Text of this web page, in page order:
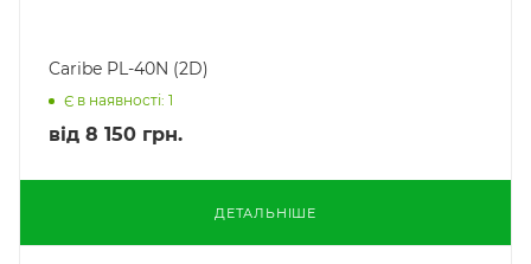
Caribe PL-40N (2D)
Є в наявності: 1
від 8 150 грн.
ДЕТАЛЬНІШЕ